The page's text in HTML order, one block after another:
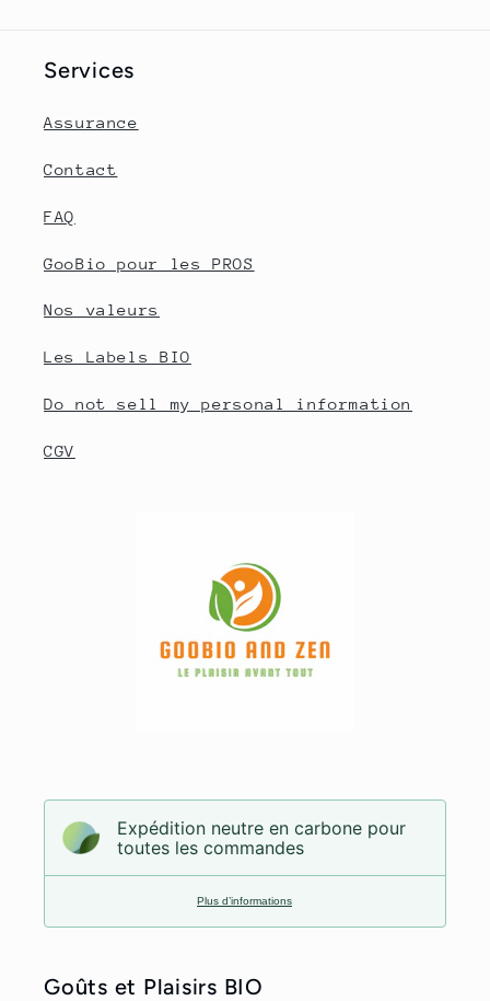
Services
Assurance
Contact
FAQ
GooBio pour les PROS
Nos valeurs
Les Labels BIO
Do not sell my personal information
CGV
Expédition neutre en carbone pour
toutes les commandes
Plus d’informations
Goûts et Plaisirs BIO